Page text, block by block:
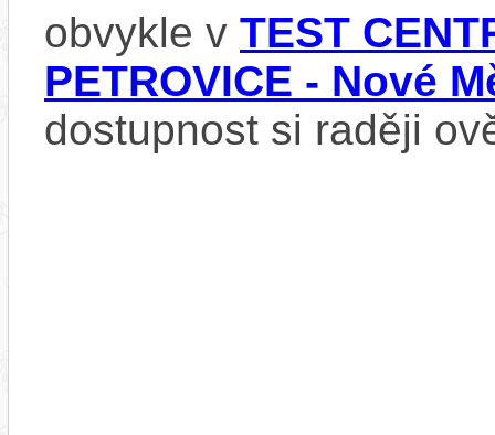
obvykle v TEST
PETROVICE - Nové
dostupnost si raději